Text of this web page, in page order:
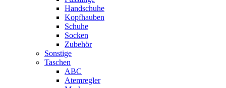
Handschuhe
Kopfhauben
Schuhe
Socken
Zubehör
Sonstige
Taschen
ABC
Atemregler